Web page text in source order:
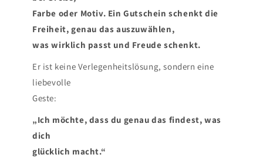
Farbe oder Motiv. Ein Gutschein schenkt die
Freiheit, genau das auszuwählen,
was wirklich passt und Freude schenkt.
Er ist keine Verlegenheitslösung, sondern eine
liebevolle
Geste:
„Ich möchte, dass du genau das findest, was
dich
glücklich macht.“